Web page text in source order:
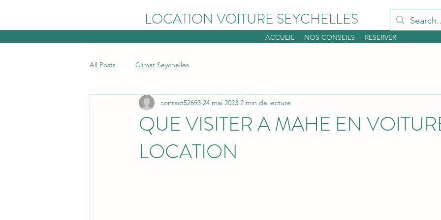
LOCATION VOITURE SEYCHELLES
ACCUEIL NOS CONSEILS RESERVER
All Posts Climat Seychelles
QUE VISITER A MAHE EN
LOCATION
contact52693 24 mai 2023 2 min de lecture